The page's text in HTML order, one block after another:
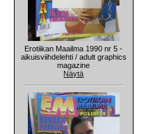
Erotiikan Maailma 1990 nr 5 -
aikuisviihdelehti / adult graphics
magazine
Näytä